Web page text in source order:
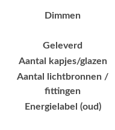
Dimmen
Geleverd
Aantal kapjes/glazen
Aantal lichtbronnen /
fittingen
Energielabel (oud)